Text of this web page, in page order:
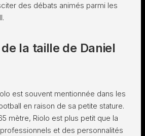
des débats animés parmi les
la taille de Daniel
est souvent mentionnée dans les
en raison de sa petite stature.
mètre, Riolo est plus petit que la
et des personnalités